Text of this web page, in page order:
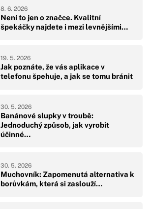
Není to jen o značce. Kvalitní
špekáčky najdete i mezi levnějšími…
8. 6. 2026
Jak poznáte, že vás aplikace v
telefonu špehuje, a jak se tomu bránit
19. 5. 2026
Banánové slupky v troubě:
Jednoduchý způsob, jak vyrobit
účinné…
30. 5. 2026
Muchovník: Zapomenutá alternativa k
borůvkám, která si zaslouží…
30. 5. 2026